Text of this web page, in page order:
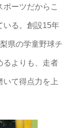
ーツだからこ
いる。創設15年
県の学童野球チ
るよりも、走者
いて得点力を上